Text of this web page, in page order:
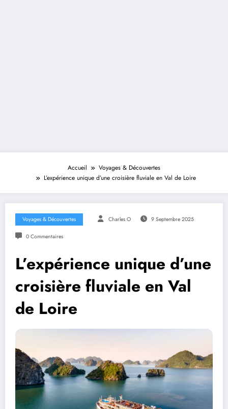
Accueil
Voyages & Découvertes
L’expérience unique d’une croisière fluviale en Val de Loire
Voyages & Découvertes Charles O 9 Septembre 2025
0 Commentaires
L’expérience unique d’une
croisière fluviale en Val
de Loire